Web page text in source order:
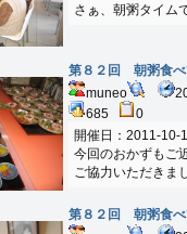
さぁ、朝粥タイム
第８２回 朝粥食べ
muneo
685
0
開催日：2011-10-
今回のおかずもご
ご協力いただきま
第８２回 朝粥食べ